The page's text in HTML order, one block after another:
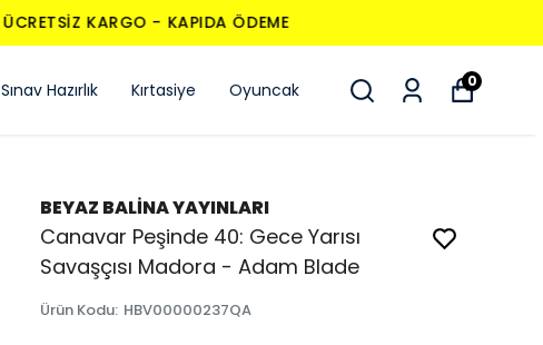
Sınav Hazırlık Kırtasiye Oyuncak 0
BEYAZ BALİNA YAYINLARI
Canavar Peşinde 40: Gece Yarısı
Savaşçısı Madora - Adam Blade
Ürün Kodu: HBV00000237QA